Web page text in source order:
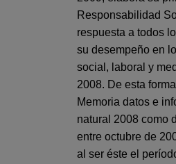
Responsabilidad
respuesta a todos
su desempeño en
social, laboral y
2008. De esta
Memoria datos e
natural 2008 como
entre octubre de
al ser éste el